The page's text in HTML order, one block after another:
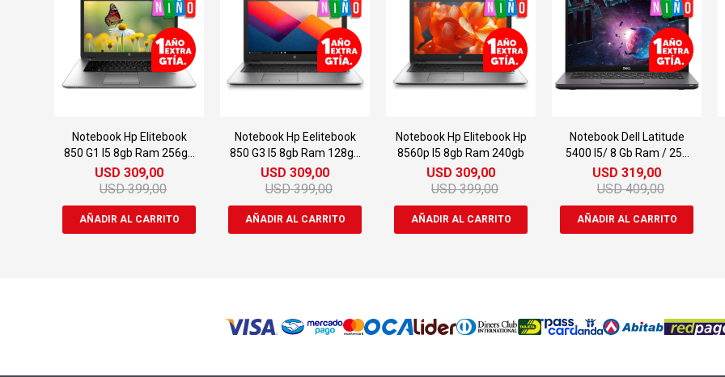
Notebook Hp Elitebook
850 G1 I5 8gb Ram 256gb
Ssd
USD 309,00
USD 399,00
Notebook Hp Eelitebook
850 G3 I5 8gb Ram 128gb
Ssd
USD 309,00
USD 399,00
Notebook Hp Elitebook Hp
8560p I5 8gb Ram 240gb
USD 309,00
USD 399,00
Notebook Dell Latitude
5400 I5/ 8 Gb Ram / 256
Gb Ssd
USD 319,00
USD 409,00